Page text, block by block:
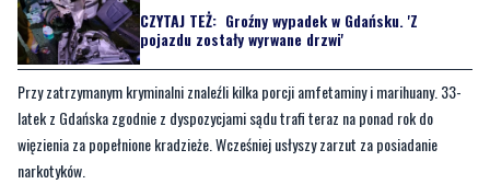
CZYTAJ TEŻ: Groźny wypadek w Gdańsku. 'Z
pojazdu zostały wyrwane drzwi'
Przy zatrzymanym kryminalni znaleźli kilka porcji amfetaminy i marihuany. 33-
latek z Gdańska zgodnie z dyspozycjami sądu trafi teraz na ponad rok do
więzienia za popełnione kradzieże. Wcześniej usłyszy zarzut za posiadanie
narkotyków.